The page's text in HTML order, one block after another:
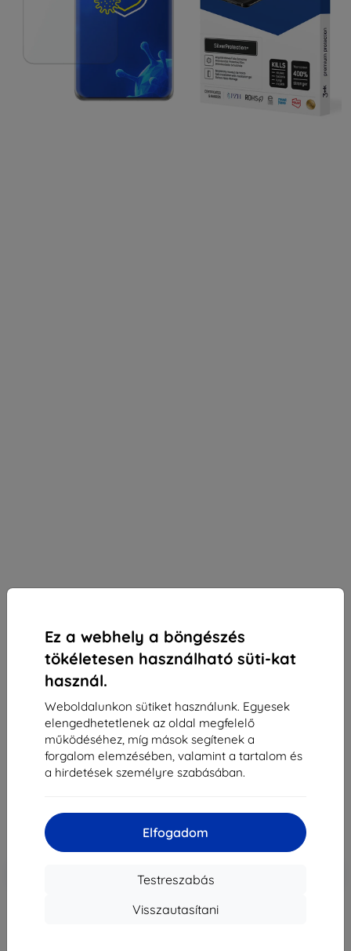
Ez a webhely a böngészés
tökéletesen használható süti-kat
használ.
Weboldalunkon sütiket használunk. Egyesek
elengedhetetlenek az oldal megfelelő
működéséhez, míg mások segítenek a
forgalom elemzésében, valamint a tartalom és
a hirdetések személyre szabásában.
Elfogadom
Testreszabás
Visszautasítani
3MK Silver Protect+ Huawei P50 Pro 5G nedves
felviteles antibakteriális fólia (5903108383318)
Alkalmas: Huawei P50 Pro
Leírás és specifikáció
4 390 Ft
3 951 Ft
Ár ÁFA nelkül